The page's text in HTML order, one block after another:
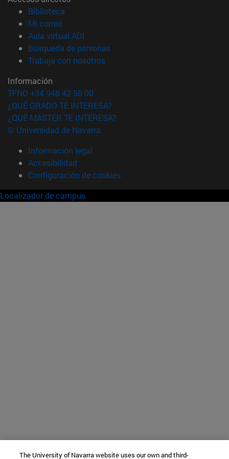
Biblioteca
Mi correo(abre en nueva ventana)
Aula virtual ADI
Búsqueda de personas(abre en nueva ventana)
Trabaja con nosotros(abre en nueva ventana)
Información
TFNO +34 948 42 56 00
¿QUÉ GRADO TE INTERESA?
¿QUÉ MÁSTER TE INTERESA?
© Universidad de Navarra
Información legal
Accesibilidad
Configuración de cookies
Localizador de campus
The University of Navarra website uses our own and third-